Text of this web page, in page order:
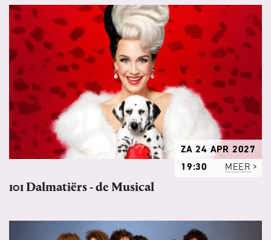
ZA 24 APR 2027
19:30
MEER
101 Dalmatiërs - de Musical